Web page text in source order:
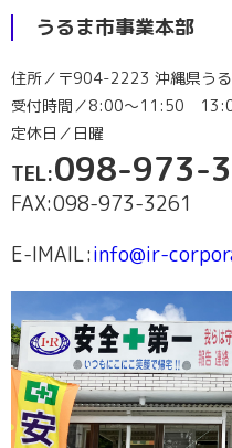
うるま市事業本部
住所／〒904-2223 沖縄県う
受付時間／8:00～11:50
定休日／日曜
TEL:098-973-
FAX:098-973-3261
E-lMAIL:info@ir-